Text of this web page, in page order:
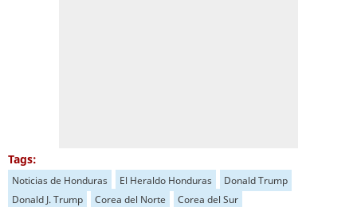
Tags:
Noticias de Honduras El Heraldo Honduras
Donald Trump
Donald J. Trump
Corea del Norte Corea del Sur